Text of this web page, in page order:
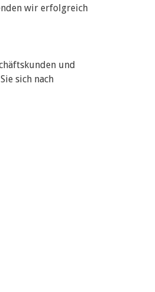
wir erfolgreich
und
sich nach